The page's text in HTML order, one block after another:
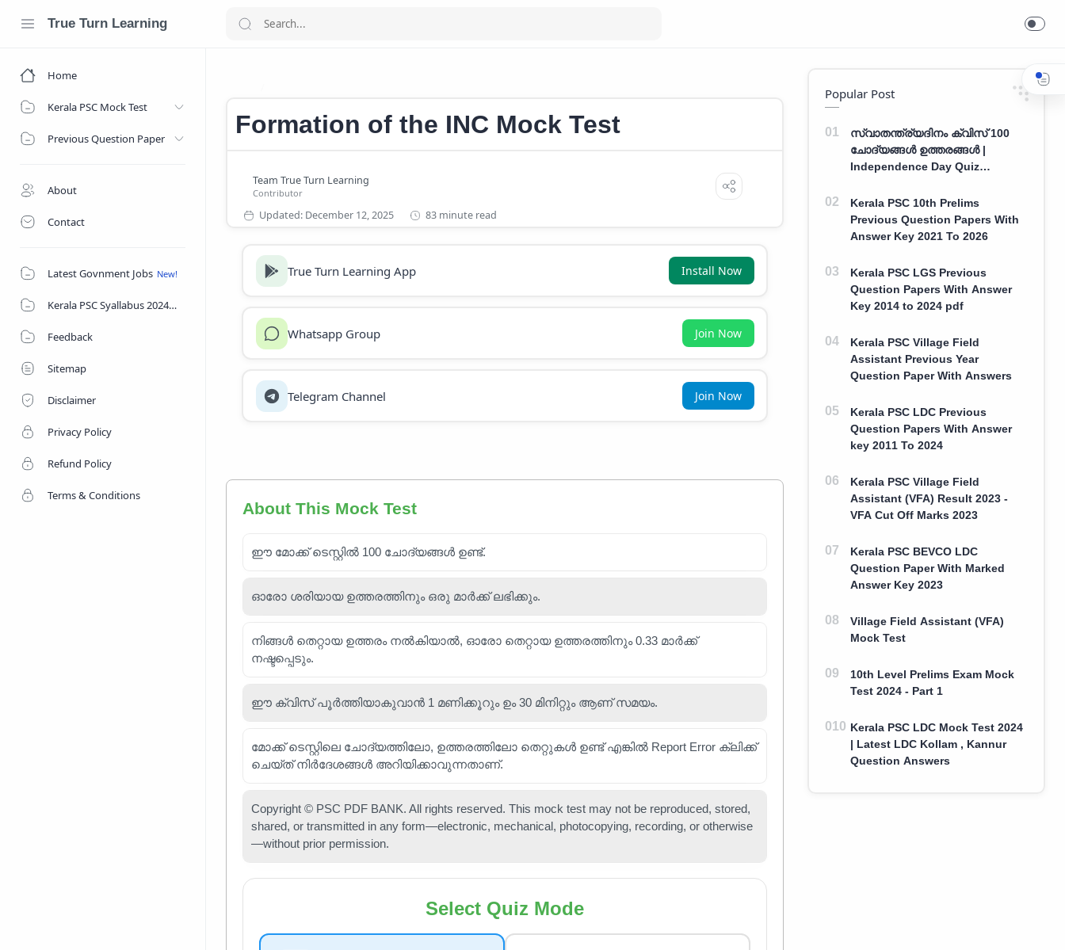
True Turn Learning
Home
Kerala PSC Mock Test
Previous Question Paper
About
Contact
Latest Govnment Jobs
Kerala PSC Syallabus 2024
Feedback
Sitemap
Disclaimer
Privacy Policy
Refund Policy
Terms & Conditions
Formation of the INC Mock Test
83 minute read
True Turn Learning App Install Now
Whatsapp Group Join Now
Telegram Channel Join Now
About This Mock Test
ഈ മോക്ക് ടെസ്റ്റിൽ 100 ചോദ്യങ്ങൾ ഉണ്ട്.
ഓരോ ശരിയായ ഉത്തരത്തിനും ഒരു മാർക്ക് ലഭിക്കും.
നിങ്ങൾ തെറ്റായ ഉത്തരം നൽകിയാൽ, ഓരോ തെറ്റായ ഉത്തരത്തിനും 0.33 മാർക്ക്
നഷ്ടപ്പെടും.
ഈ ക്വിസ് പൂർത്തിയാകുവാൻ 1 മണിക്കൂറും ഉം 30 മിനിറ്റും ആണ് സമയം.
മോക്ക് ടെസ്റ്റിലെ ചോദ്യത്തിലോ, ഉത്തരത്തിലോ തെറ്റുകൾ ഉണ്ട് എങ്കിൽ Report Error ക്ലിക്ക്
ചെയ്ത് നിർദേശങ്ങൾ അറിയിക്കാവുന്നതാണ്.
Copyright © PSC PDF BANK. All rights reserved. This mock test may not be reproduced, stored,
shared, or transmitted in any form—electronic, mechanical, photocopying, recording, or otherwise
—without prior permission.
Select Quiz Mode
Popular Post
സ്വാതന്ത്ര്യദിനം ക്വിസ് 100
ചോദ്യങ്ങൾ ഉത്തരങ്ങൾ |
Independence Day Quiz
Answers
Kerala PSC 10th Prelims
Previous Question Papers With
Answer Key 2021 To 2026
Kerala PSC LGS Previous
Question Papers With Answer
Key 2014 to 2024 pdf
Kerala PSC Village Field
Assistant Previous Year
Question Paper With Answers
Kerala PSC LDC Previous
Question Papers With Answer
key 2011 To 2024
Kerala PSC Village Field
Assistant (VFA) Result 2023 -
VFA Cut Off Marks 2023
Kerala PSC BEVCO LDC
Question Paper With Marked
Answer Key 2023
Village Field Assistant (VFA)
Mock Test
10th Level Prelims Exam Mock
Test 2024 - Part 1
Kerala PSC LDC Mock Test 2024
| Latest LDC Kollam , Kannur
Question Answers